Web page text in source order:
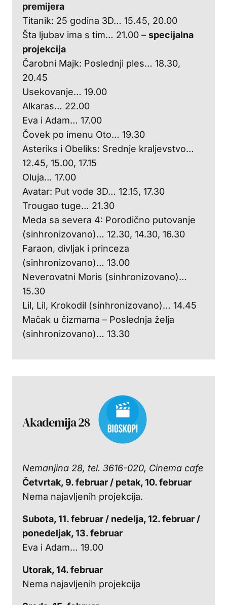
premijera
Titanik: 25 godina 3D… 15.45, 20.00
Šta ljubav ima s tim… 21.00 – specijalna
projekcija
Čarobni Majk: Poslednji ples… 18.30,
20.45
Usekovanje… 19.00
Alkaras… 22.00
Eva i Adam… 17.00
Čovek po imenu Oto… 19.30
Asteriks i Obeliks: Srednje kraljevstvo…
12.45, 15.00, 17.15
Oluja… 17.00
Avatar: Put vode 3D… 12.15, 17.30
Trougao tuge… 21.30
Meda sa severa 4: Porodično putovanje
(sinhronizovano)… 12.30, 14.30, 16.30
Faraon, divljak i princeza
(sinhronizovano)… 13.00
Neverovatni Moris (sinhronizovano)…
15.30
Lil, Lil, Krokodil (sinhronizovano)… 14.45
Mačak u čizmama – Poslednja želja
(sinhronizovano)… 13.30
Akademija 28
Nemanjina 28, tel. 3616-020, Cinema cafe
Četvrtak, 9. februar / petak, 10. februar
Nema najavljenih projekcija.
Subota, 11. februar / nedelja, 12. februar /
ponedeljak, 13. februar
Eva i Adam… 19.00
Utorak, 14. februar
Nema najavljenih projekcija